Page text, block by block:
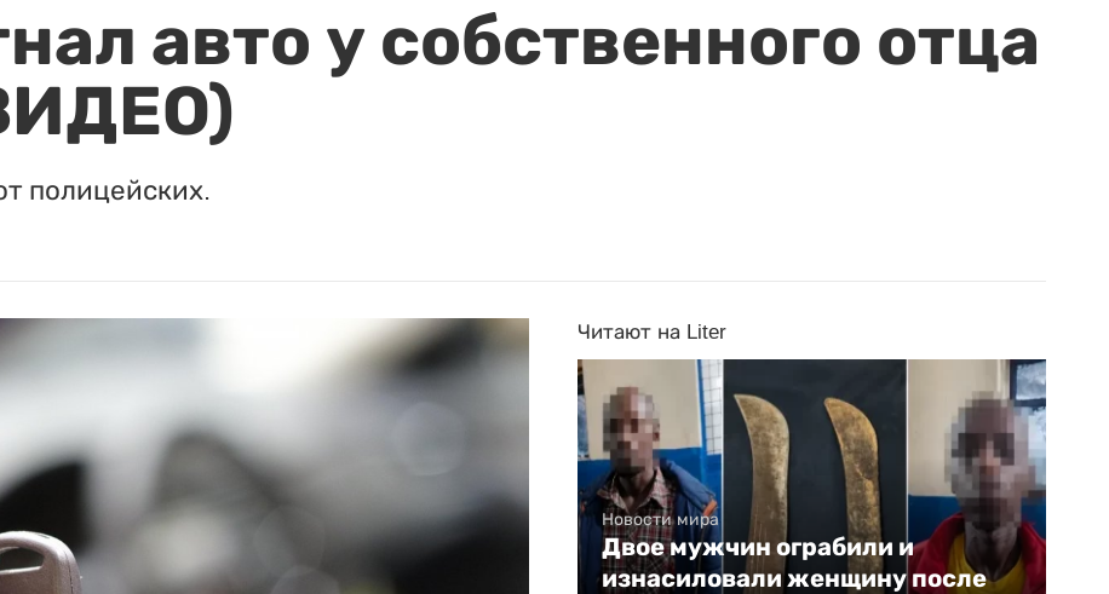
авто у собственного отца
полицейских.
Читают на Liter
Новости мира
Двое мужчин ограбили и
изнасиловали женщину после